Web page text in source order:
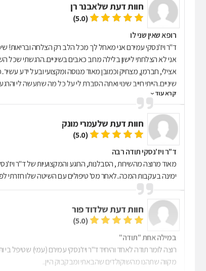
חוות דעת שלאבנר רן
(5.0)
רופא שאין שני לו
אני לא הצלחתי לישון בלילה מרוב כאבים בשיניים..הרגשתי שכל
אצילי, חברמן, מצחיק וכמובן מאוד מנוסה ומקצועי ובעל ידע
שיניים..הייתי חייב שינוי ואתה הסברת לי על כל מה שתעשה לי
לומר תודה גם על זה שהיית מאוד סבלני איתי במהלך הטיפולים
המרפאה שעושים את עבודתם נאמנה!
קרא עוד
חוות דעת שלעמרי מונק
(5.0)
ד"ר ויז'נסקי תודה רבה
ימינה בעקבות המכה..לאחר מס' טיפולים עם השיטה שלו חזרתי
חוות דעת שלדוד פור
(5.0)
במילה אחת "תודה"
רוצה לומר תודה לאחד והיחיד ד"ר ויז'נסקי עמירם (עמי) שטיפל
מקווה שתהנו מהשוקולדים שהבאתי ומבקבוק היין..